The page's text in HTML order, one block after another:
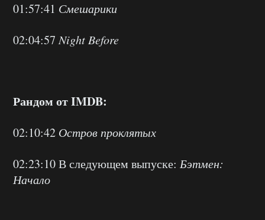
01:57:41 Смешарики
02:04:57Night Before
Рандом от IMDB:
02:10:42 Остров проклятых
02:23:10 В следующем выпуске: Бэтмен:
Начало